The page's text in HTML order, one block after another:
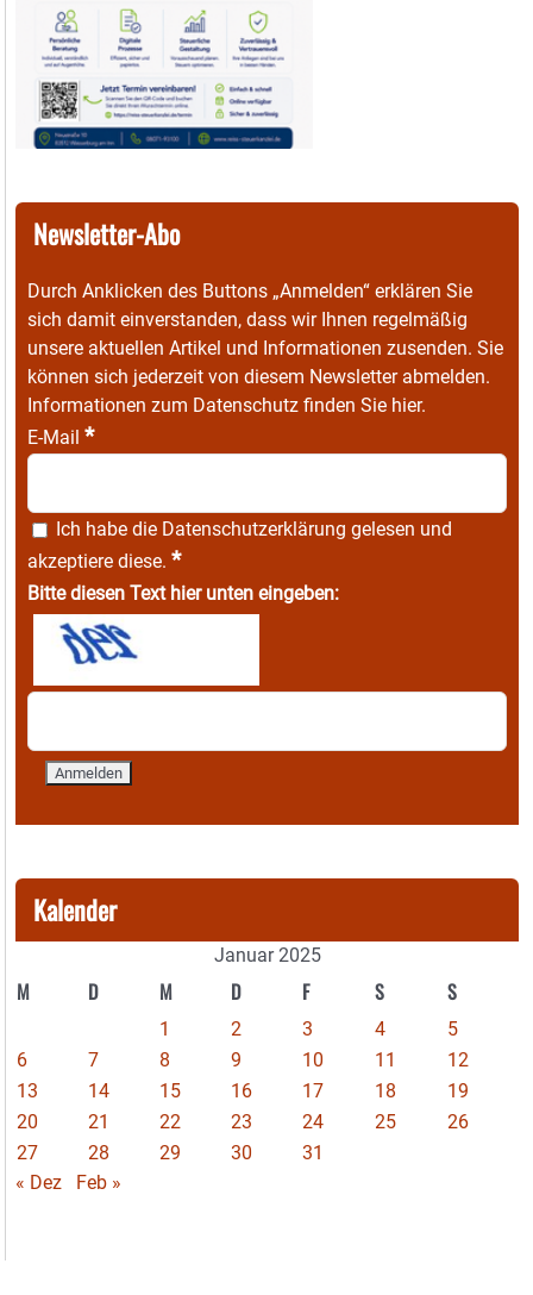
Newsletter-Abo
Durch Anklicken des Buttons „Anmelden“ erklären Sie
sich damit einverstanden, dass wir Ihnen regelmäßig
unsere aktuellen Artikel und Informationen zusenden. Sie
können sich jederzeit von diesem Newsletter abmelden.
Informationen zum Datenschutz finden Sie hier.
E-Mail *
Ich habe die Datenschutzerklärung gelesen und
akzeptiere diese. *
Bitte diesen Text hier unten eingeben:
Kalender
Januar 2025
M D M D F S S
1 2 3 4
5
6
7 8 9 10 11
12
13
14 15 16 17 18
19
20
21 22 23 24 25
26
27
28 29 30
31
« Dez
Feb »